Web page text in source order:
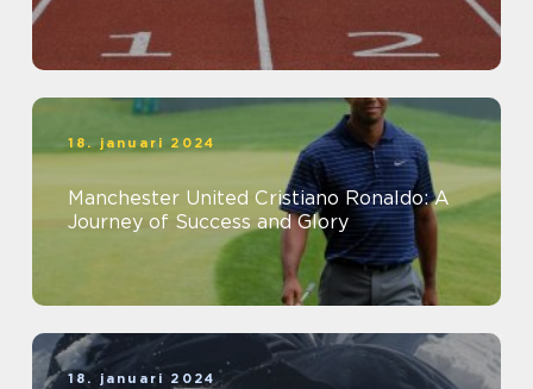
18. januari 2024
Manchester United Cristiano Ronaldo: A
Journey of Success and Glory
18. januari 2024